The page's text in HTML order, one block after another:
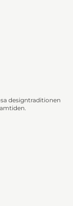
designtraditionen